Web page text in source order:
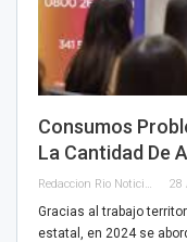
Consumos
La Cantidad De
28
Gracias al trabajo
estatal, en 2024 se